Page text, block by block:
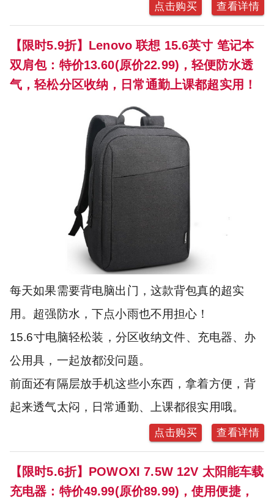
点击购买 查看详情
【限时5.9折】Lenovo 联想 15.6英寸 笔记本
双肩包：特价13.60(原价22.99)，轻便防水透
气，轻松分区收纳，日常通勤上课都超实用！
每天如果需要背电脑出门，这款背包真的超实
用。超强防水，下点小雨也不用担心！
15.6寸电脑轻松装，分区收纳文件、充电器、办
公用具，一起放都没问题。
前面还有隔层放手机这些小东西，拿着方便，背
起来透气太闷，日常通勤、上课都很实用哦。
点击购买 查看详情
【限时5.6折】POWOXI 7.5W 12V 太阳能车载
充电器：特价49.99(原价89.99)，使用便捷，